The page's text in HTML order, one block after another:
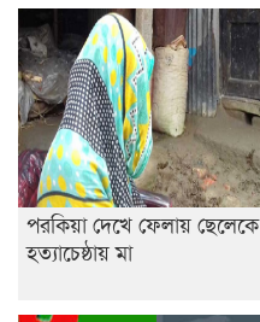
পরকিয়া দেখে ফেলায় ছেলেকে
হত্যাচেষ্ঠায় মা